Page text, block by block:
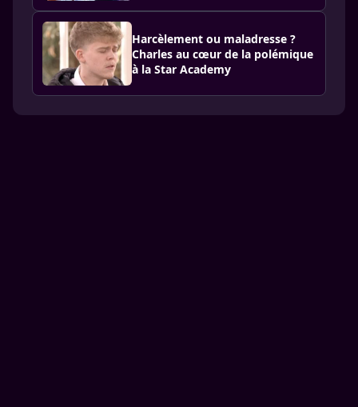
Harcèlement ou maladresse ?
Charles au cœur de la polémique
à la Star Academy